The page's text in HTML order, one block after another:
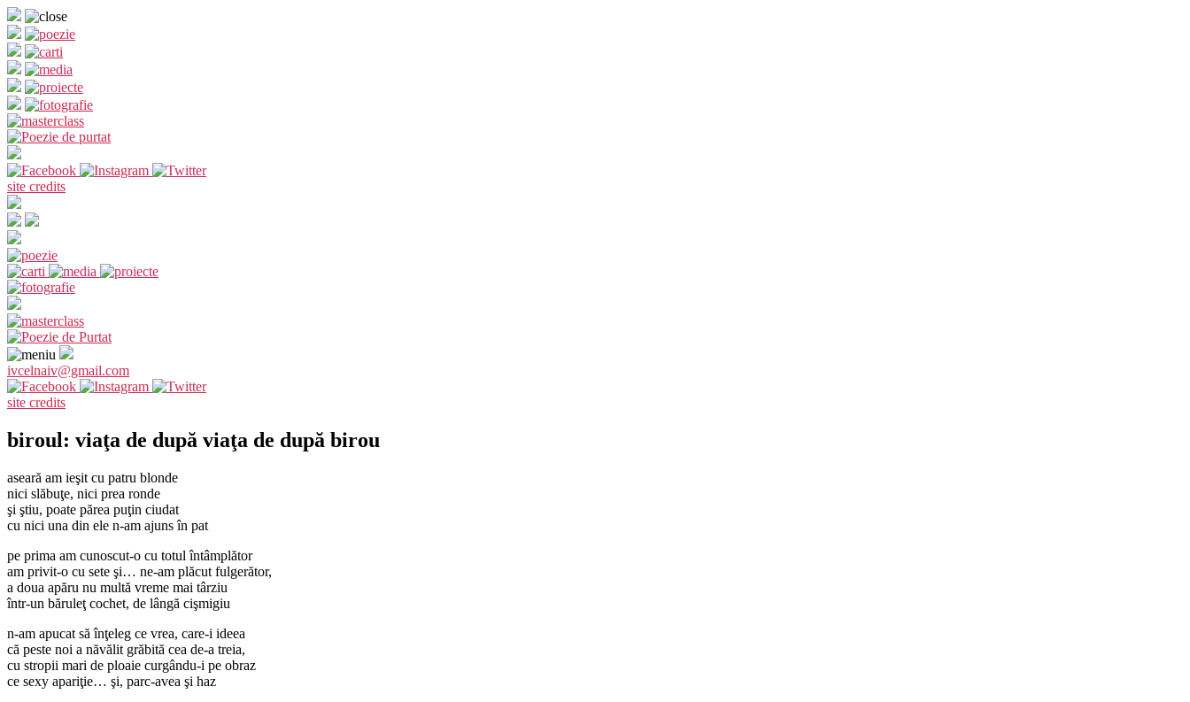
Sari
la
conținut
site credits
ivcelnaiv@gmail.com
site credits
biroul: viaţa de după viaţa de după birou
aseară am ieşit cu patru blonde
nici slăbuţe, nici prea ronde
şi ştiu, poate părea puţin ciudat
cu nici una din ele n-am ajuns în pat
pe prima am cunoscut-o cu totul întâmplător
am privit-o cu sete şi… ne-am plăcut fulgerător,
a doua apăru nu multă vreme mai târziu
într-un băruleţ cochet, de lângă cişmigiu
n-am apucat să înţeleg ce vrea, care-i ideea
că peste noi a năvălit grăbită cea de-a treia,
cu stropii mari de ploaie curgându-i pe obraz
ce sexy apariţie… şi, parc-avea şi haz